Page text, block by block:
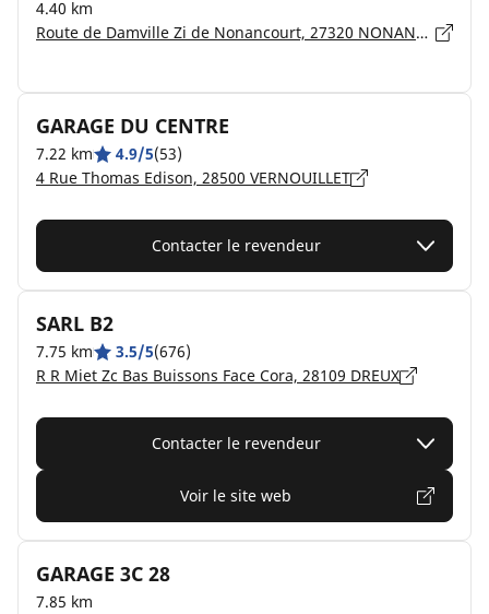
4.40 km
Route de Damville Zi de Nonancourt, 27320 NONANCOURT
GARAGE DU CENTRE
7.22 km 4.9/5(53)
4 Rue Thomas Edison, 28500 VERNOUILLET
Contacter le revendeur
SARL B2
7.75 km 3.5/5(676)
R R Miet Zc Bas Buissons Face Cora, 28109 DREUX
Contacter le revendeur
Voir le site web
GARAGE 3C 28
7.85 km